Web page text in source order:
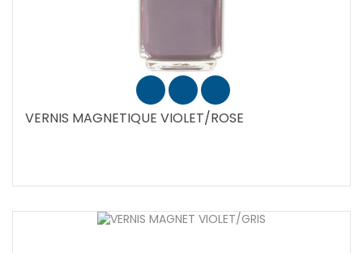
VERNIS MAGNETIQUE VIOLET/ROSE